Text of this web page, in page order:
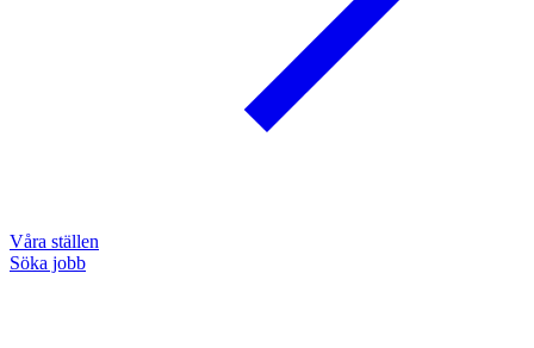
Våra ställen
Söka jobb